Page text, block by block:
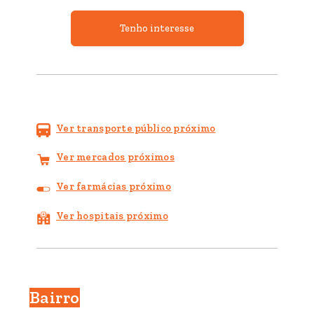
Tenho interesse
Ver transporte público próximo
Ver mercados próximos
Ver farmácias próximo
Ver hospitais próximo
Bairro